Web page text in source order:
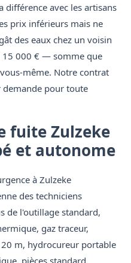
différence avec les artisans
prix inférieurs mais ne
des eaux chez un voisin
15 000 € — somme que
même. Notre contrat
demande pour toute
fuite Zulzeke
et autonome
à Zulzeke
des techniciens
de l'outillage standard,
gaz traceur,
m, hydrocureur portable